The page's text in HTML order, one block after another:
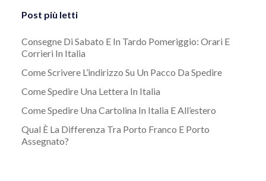
Post più letti
Consegne Di Sabato E In Tardo Pomeriggio: Orari E
Corrieri In Italia
Come Scrivere L’indirizzo Su Un Pacco Da Spedire
Come Spedire Una Lettera In Italia
Come Spedire Una Cartolina In Italia E All’estero
Qual È La Differenza Tra Porto Franco E Porto
Assegnato?